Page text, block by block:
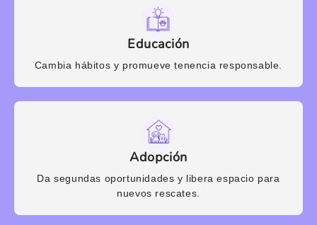
Educación
Cambia hábitos y promueve tenencia responsable.
Adopción
Da segundas oportunidades y libera espacio para
nuevos rescates.